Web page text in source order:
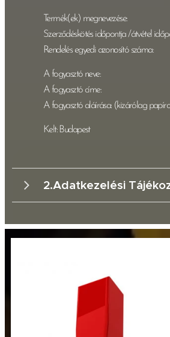
Termék(ek) megnevezése:
Szerződéskötés időpontja /átvétel
Rendelés egyedi azonosító száma:
A fogyasztó neve:
A fogyasztó címe:
A fogyasztó aláírása: (kizárólag
Kelt: Budapest
2.Adatkezelési
1. Bevezetés
Hámori Péter E.V, Székhely: 1118